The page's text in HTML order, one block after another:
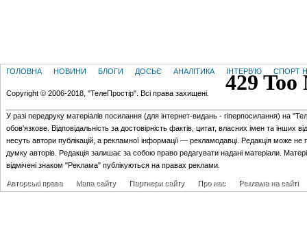
ГОЛОВНА НОВИНИ БЛОГИ ДОСЬЄ АНАЛІТИКА ІНТЕРВ'Ю СПОРТ
Copyright © 2006-2018, "ТелеПростір". Всі права захищені.
У разі передруку матеріалів посилання (для iнтернет-видань - гiперпосилання) на
обов'язкове. Відповідальність за достовірність фактів, цитат, власних імен та інших
несуть автори публікацій, а рекламної інформації — рекламодавці. Редакція може не
думку авторів. Редакція залишає за собою право редагувати надані матеріали.
відмічені знаком "Реклама" публікуються на правах реклами.
Авторські права Мапа сайту Партнери сайту Про нас Реклама на сайті